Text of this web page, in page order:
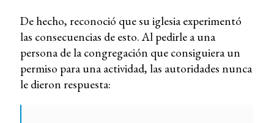
De hecho, reconoció que su iglesia experimentó
las consecuencias de esto. Al pedirle a una
persona de la congregación que consiguiera un
permiso para una actividad, las autoridades nunca
le dieron respuesta: